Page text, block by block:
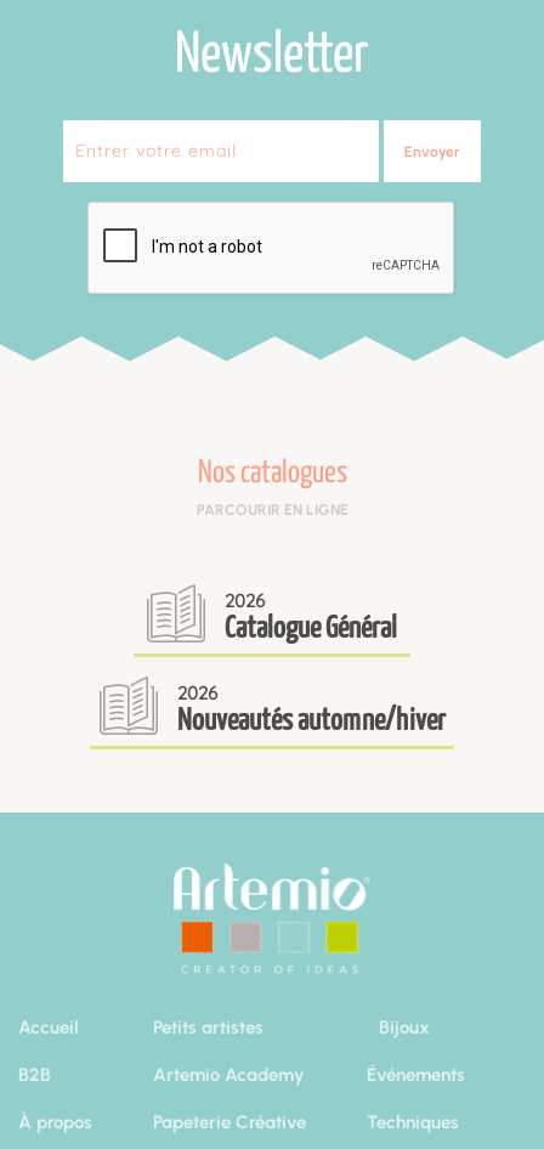
Newsletter
Envoyer
Nos catalogues
PARCOURIR EN LIGNE
2026
Catalogue Général
2026
Nouveautés automne/hiver
Accueil
B2B
À propos
Petits artistes
Artemio Academy
Papeterie Créative
Bijoux
Événements
Techniques